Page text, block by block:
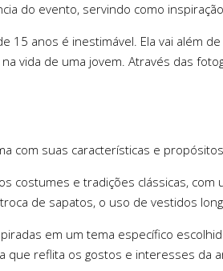
do evento, servindo como
15 anos é inestimável. Ela vai além
vida de uma jovem. Através das
com suas características e
costumes e tradições clássicas,
de sapatos, o uso de vestidos
em um tema específico
reflita os gostos e interesses da